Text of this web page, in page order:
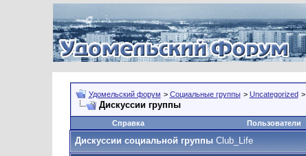
Удомельский форум > Социальные группы > Uncategorized >
Дискуссии группы
Справка
Пользователи
Дискуссии социальной группыClub_Life